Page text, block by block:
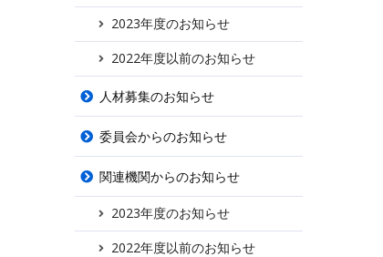
2023年度のお知らせ
2022年度以前のお知らせ
人材募集のお知らせ
委員会からのお知らせ
関連機関からのお知らせ
2023年度のお知らせ
2022年度以前のお知らせ